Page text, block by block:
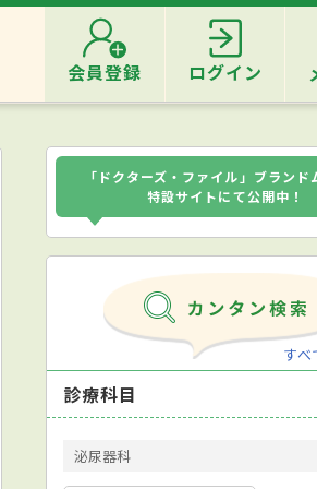
会員登録 ログイン
「ドクターズ・ファイル」ブランド
特設サイトにて公開中！
す
診療科目
泌尿器科